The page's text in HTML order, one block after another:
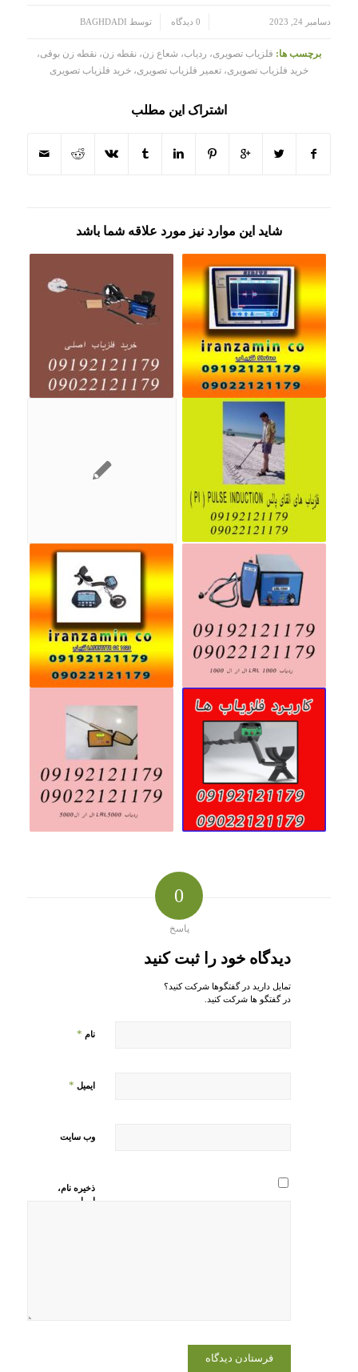
دسامبر 24, 2023 0 دیدگاه توسط BAGHDADI
برچسب ها: فلزیاب تصویری، ردیاب، شعاع زن، نقطه زن، نقطه زن بوقی،
خرید فلزیاب تصویری، تعمیر فلزیاب تصویری، خرید فلزیاب تصویری
اشتراک این مطلب
شاید این موارد نیز مورد علاقه شما باشد
0
پاسخ
دیدگاه خود را ثبت کنید
تمایل دارید در گفتگوها شرکت کنید؟
در گفتگو ها شرکت کنید.
نام *
ایمیل *
وب‌ سایت
ذخیره نام،
ایمیل و